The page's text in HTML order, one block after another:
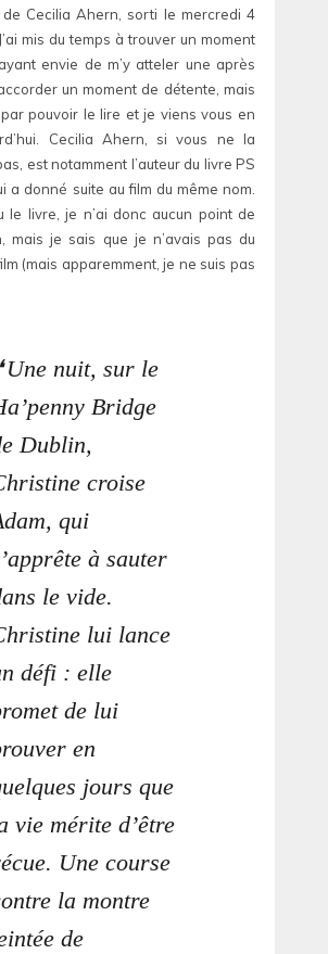
Cecilia Ahern, sorti le mercredi 4
mis du temps à trouver un moment
envie de m’y atteler une après
un moment de détente, mais
pouvoir le lire et je viens vous en
Cecilia Ahern, si vous ne la
est notamment l’auteur du livre PS
a donné suite au film du même nom.
le livre, je n’ai donc aucun point de
mais je sais que je n’avais pas du
(mais apparemment, je ne suis pas
Une nuit, sur le
Bridge
Dublin,
croise
qui
à sauter
le vide.
lui lance
défi : elle
de lui
en
jours que
vie mérite d’être
Une course
la montre
de